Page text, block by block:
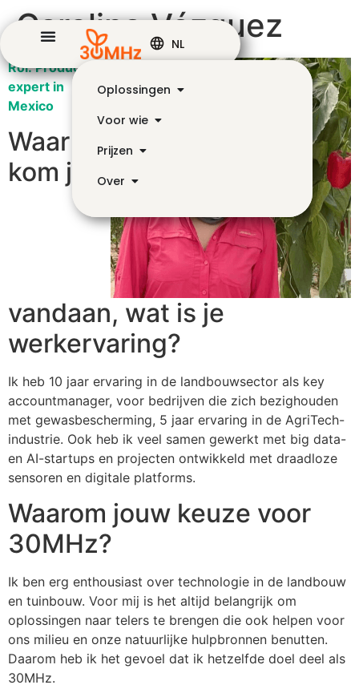
Oplossingen
Voor wie
Prijzen
Over
NL
Carolina Vázquez
Rol: Product
expert in
Mexico
Waar
kom je
vandaan, wat is je
werkervaring?
Ik heb 10 jaar ervaring in de landbouwsector als key
accountmanager, voor bedrijven die zich bezighouden
met gewasbescherming, 5 jaar ervaring in de AgriTech-
industrie. Ook heb ik veel samen gewerkt met big data-
en AI-startups en projecten ontwikkeld met draadloze
sensoren en digitale platforms.
Waarom jouw keuze voor
30MHz?
Ik ben erg enthousiast over technologie in de landbouw
en tuinbouw. Voor mij is het altijd belangrijk om
oplossingen naar telers te brengen die ook helpen voor
ons milieu en onze natuurlijke hulpbronnen benutten.
Daarom heb ik het gevoel dat ik hetzelfde doel deel als
30MHz.